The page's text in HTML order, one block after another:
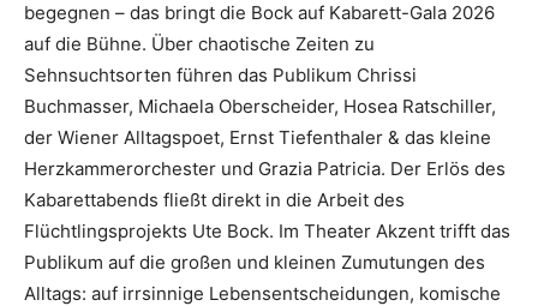
begegnen – das bringt die Bock auf Kabarett-Gala 2026
auf die Bühne. Über chaotische Zeiten zu
Sehnsuchtsorten führen das Publikum Chrissi
Buchmasser, Michaela Oberscheider, Hosea Ratschiller,
der Wiener Alltagspoet, Ernst Tiefenthaler & das kleine
Herzkammerorchester und Grazia Patricia. Der Erlös des
Kabarettabends fließt direkt in die Arbeit des
Flüchtlingsprojekts Ute Bock. Im Theater Akzent trifft das
Publikum auf die großen und kleinen Zumutungen des
Alltags: auf irrsinnige Lebensentscheidungen, komische